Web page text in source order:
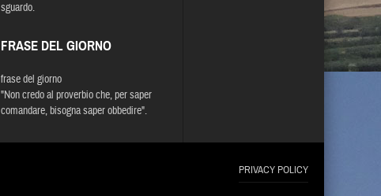
sguardo.
FRASE DEL GIORNO
frase del giorno
"Non credo al proverbio che, per saper
comandare, bisogna saper obbedire".
PRIVACY POLICY